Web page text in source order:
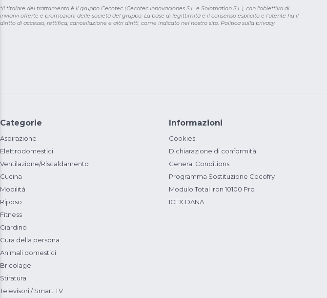
*Il titolare del trattamento è il gruppo Cecotec (Cecotec Innovaciones S.L. e Solotriatlon S.L.), con l'obiettivo di
inviarvi offerte e promozioni delle società del gruppo. La base di legittimità è il consenso esplicito e l'utente ha il
diritto di accesso, rettifica, cancellazione e altri diritti, come indicato nel nostro sito. Politica sulla privacy
Categorie
Aspirazione
Elettrodomestici
Ventilazione/Riscaldamento
Cucina
Mobilità
Riposo
Fitness
Giardino
Cura della persona
Animali domestici
Bricolage
Stiratura
Televisori / Smart TV
Informazioni
Cookies
Dichiarazione di conformità
General Conditions
Programma Sostituzione Cecofry
Modulo Total Iron 10100 Pro
ICEX DANA